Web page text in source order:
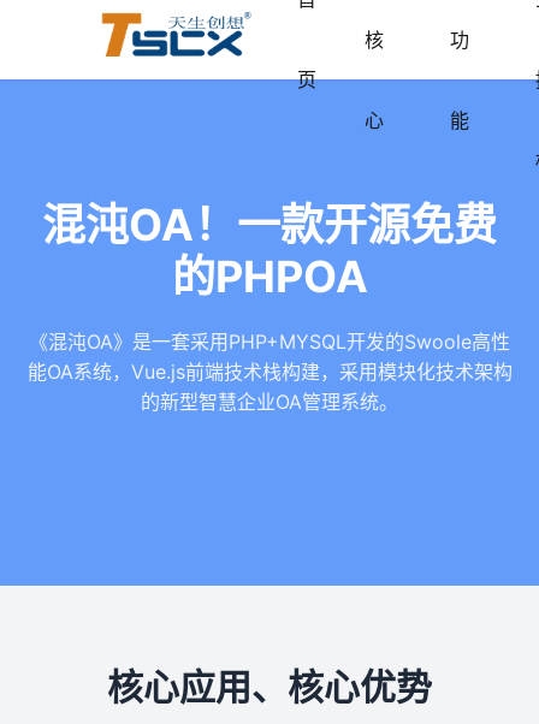
页
核
心
功
能
混沌OA！一款开源免费
的PHPOA
《混沌OA》是一套采用PHP+MYSQL开发的Swoole高性
能OA系统，Vue.js前端技术栈构建，采用模块化技术架构
的新型智慧企业OA管理系统。
核心应用、核心优势